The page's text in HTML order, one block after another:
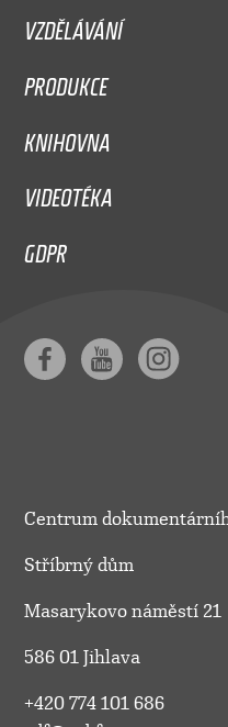
VZDĚLÁVÁNÍ
PRODUKCE
KNIHOVNA
VIDEOTÉKA
GDPR
Centrum
Stříbrný dům
Masarykovo náměstí 21
586 01 Jihlava
+420 774 101 686